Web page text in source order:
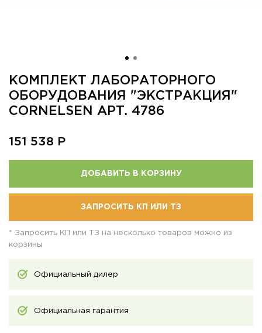
КОМПЛЕКТ ЛАБОРАТОРНОГО
ОБОРУДОВАНИЯ "ЭКСТРАКЦИЯ"
CORNELSEN АРТ. 4786
151 538 Р
ДОБАВИТЬ В КОРЗИНУ
ЗАПРОСИТЬ КП ИЛИ ТЗ
* Запросить КП или ТЗ на несколько товаров можно из
корзины
Официальный дилер
Официальная гарантия